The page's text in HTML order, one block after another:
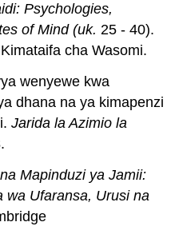
Psychologies,
of Mind (uk.25 - 40).
cha Wasomi.
wenyewe kwa
dhana na ya kimapenzi
Jarida la Azimio la
Mapinduzi ya Jamii:
wa Ufaransa, Urusi na